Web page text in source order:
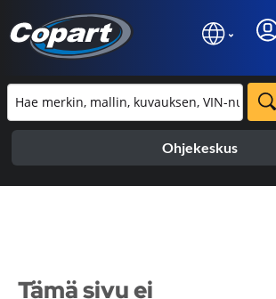
Ohjekeskus
Tämä sivu ei